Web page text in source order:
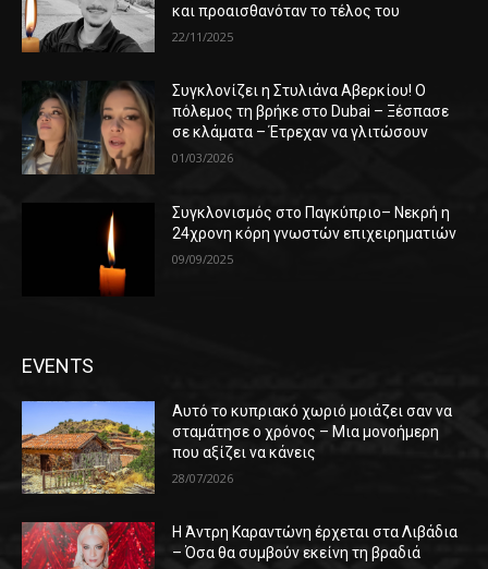
και προαισθανόταν το τέλος του
22/11/2025
Συγκλονίζει η Στυλιάνα Αβερκίου! Ο
πόλεμος τη βρήκε στο Dubai – Ξέσπασε
σε κλάματα – Έτρεχαν να γλιτώσουν
01/03/2026
Συγκλονισμός στο Παγκύπριο– Νεκρή η
24χρονη κόρη γνωστών επιχειρηματιών
09/09/2025
EVENTS
Αυτό το κυπριακό χωριό μοιάζει σαν να
σταμάτησε ο χρόνος – Μια μονοήμερη
που αξίζει να κάνεις
28/07/2026
Η Άντρη Καραντώνη έρχεται στα Λιβάδια
– Όσα θα συμβούν εκείνη τη βραδιά